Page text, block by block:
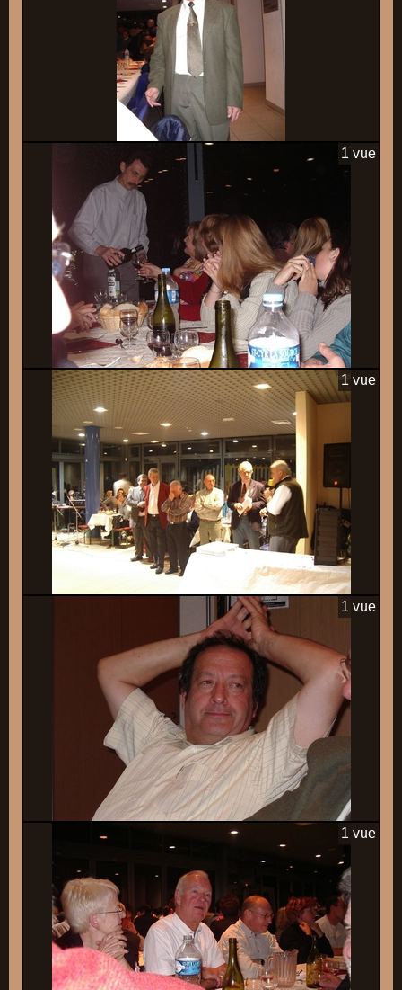
1 vue
1 vue
1 vue
1 vue